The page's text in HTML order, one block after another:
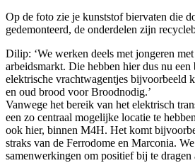
Op de foto zie je kunststof biervaten die
gedemonteerd, de onderdelen zijn
Dilip: ‘We werken deels met jongeren
arbeidsmarkt. Die hebben hier dus nu
elektrische vrachtwagentjes bijvoorbeeld
en oud brood voor Broodnodig.’
Vanwege het bereik van het elektrisch
een zo centraal mogelijke locatie te
ook hier, binnen M4H. Het komt
straks van de Ferrodome en Marconia.
samenwerkingen om positief bij te dragen